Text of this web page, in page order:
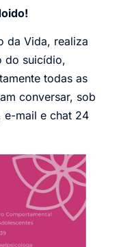
da Vida, realiza
do suicídio,
todas as
conversar, sob
e-mail e chat 24